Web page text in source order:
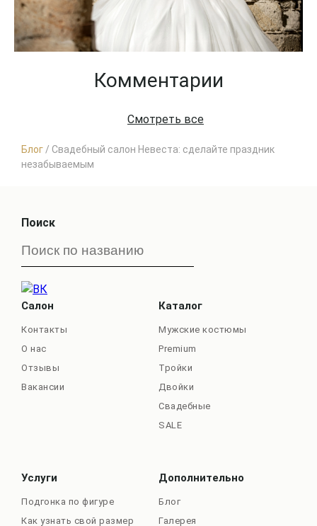
Комментарии
Смотреть все
Блог / Свадебный салон Невеста: сделайте праздник
незабываемым
Поиск
Салон
Контакты
О нас
Отзывы
Вакансии
Каталог
Мужские костюмы
Premium
Тройки
Двойки
Свадебные
SALE
Услуги
Подгонка по фигуре
Как узнать свой размер
Дополнительно
Блог
Галерея